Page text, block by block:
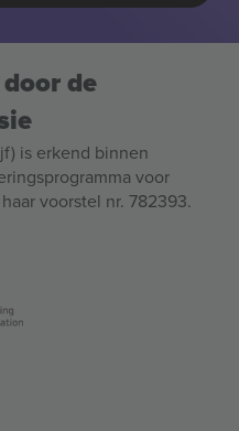
de
is erkend binnen
voor
voorstel nr. 782393.